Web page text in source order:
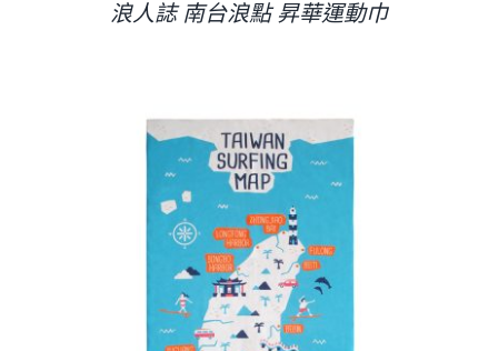
浪人誌 南台浪點 昇華運動巾